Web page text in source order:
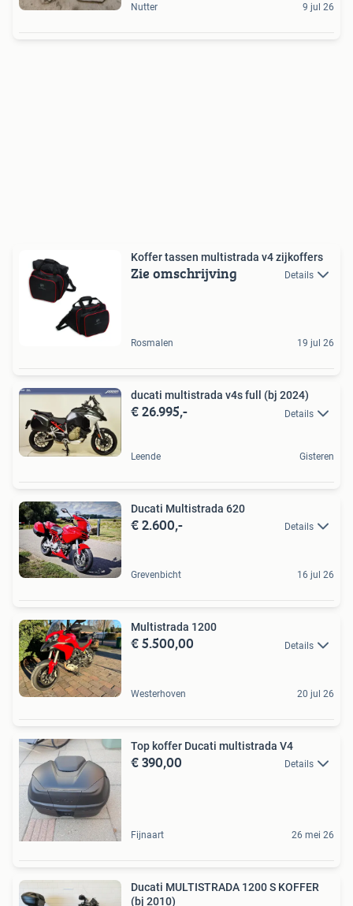
Nutter 9 jul 26
Koffer tassen multistrada v4 zijkoffers
Zie omschrijving Details
Rosmalen 19 jul 26
ducati multistrada v4s full (bj 2024)
€ 26.995,- Details
Leende Gisteren
Ducati Multistrada 620
€ 2.600,- Details
Grevenbicht 16 jul 26
Multistrada 1200
€ 5.500,00 Details
Westerhoven 20 jul 26
Top koffer Ducati multistrada V4
€ 390,00 Details
Fijnaart 26 mei 26
Ducati MULTISTRADA 1200 S KOFFER
(bj 2010)